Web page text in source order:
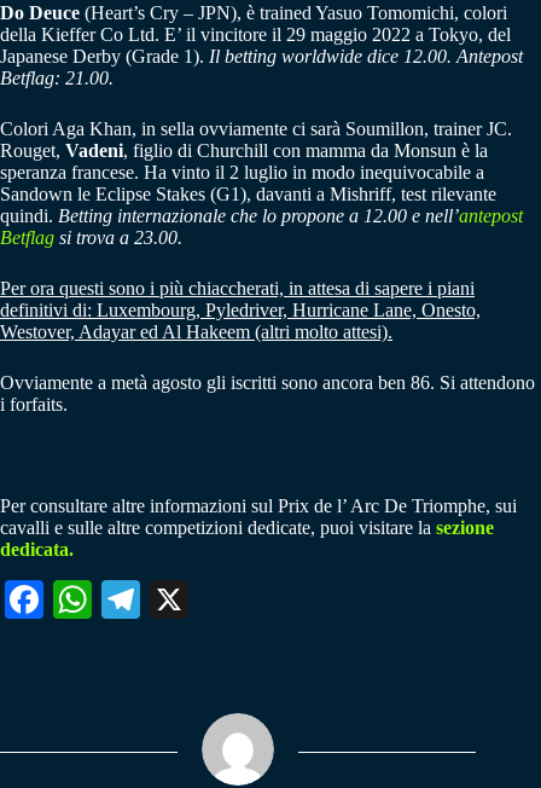
Do Deuce (Heart’s Cry – JPN), è trained Yasuo Tomomichi, colori
della Kieffer Co Ltd. E’ il vincitore il 29 maggio 2022 a Tokyo, del
Japanese Derby (Grade 1). Il betting worldwide dice 12.00. Antepost
Betflag: 21.00.
Colori Aga Khan, in sella ovviamente ci sarà Soumillon, trainer JC.
Rouget, Vadeni, figlio di Churchill con mamma da Monsun è la
speranza francese. Ha vinto il 2 luglio in modo inequivocabile a
Sandown le Eclipse Stakes (G1), davanti a Mishriff, test rilevante
quindi. Betting internazionale che lo propone a 12.00 e nell’antepost
Betflag si trova a 23.00.
Per ora questi sono i più chiaccherati, in attesa di sapere i piani
definitivi di: Luxembourg, Pyledriver, Hurricane Lane, Onesto,
Westover, Adayar ed Al Hakeem (altri molto attesi).
Ovviamente a metà agosto gli iscritti sono ancora ben 86. Si attendono
i forfaits.
Per consultare altre informazioni sul Prix de l’ Arc De Triomphe, sui
cavalli e sulle altre competizioni dedicate, puoi visitare la sezione
dedicata.
Fa W
pp
Te
m